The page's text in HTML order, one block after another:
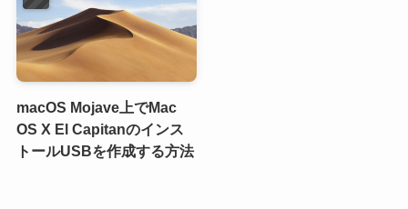
macOS Mojave上でMac
OS X El Capitanのインス
トールUSBを作成する方法